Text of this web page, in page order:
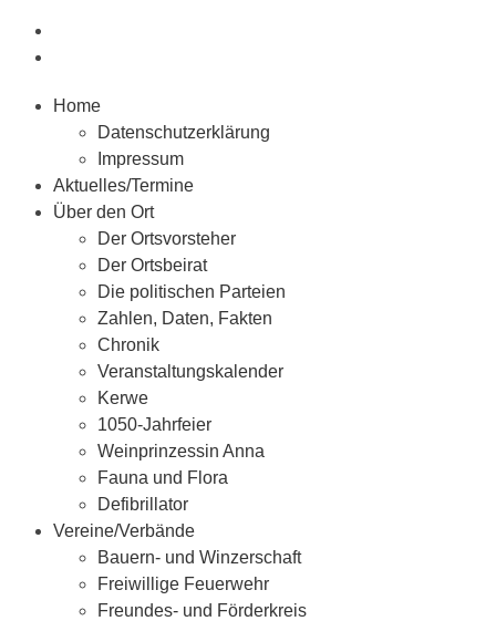
Home
Datenschutzerklärung
Impressum
Aktuelles/Termine
Über den Ort
Der Ortsvorsteher
Der Ortsbeirat
Die politischen Parteien
Zahlen, Daten, Fakten
Chronik
Veranstaltungskalender
Kerwe
1050-Jahrfeier
Weinprinzessin Anna
Fauna und Flora
Defibrillator
Vereine/Verbände
Bauern- und Winzerschaft
Freiwillige Feuerwehr
Freundes- und Förderkreis